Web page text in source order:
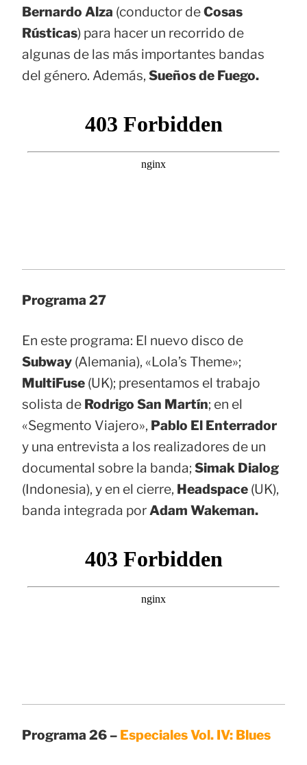
Bernardo Alza (conductor deCosas
Rústicas) para hacer un recorrido de
algunas de las más importantes bandas
del género. Además, Sueños de Fuego.
Programa 27
En este programa: El nuevo disco de
Subway (Alemania), «Lola’s Theme»;
MultiFuse (UK); presentamos el trabajo
solista de Rodrigo San Martín; en el
«Segmento Viajero», Pablo El Enterrador
y una entrevista a los realizadores de un
documental sobre la banda; Simak Dialog
(Indonesia), y en el cierre, Headspace (UK),
banda integrada porAdam Wakeman.
Programa 26 – Especiales Vol. IV: Blues